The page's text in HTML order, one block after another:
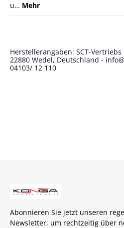
u… Mehr
Herstellerangaben: SCT-
22880 Wedel, Deutschland -
04103/ 12 110
Abonnieren Sie jetzt unseren
Newsletter, um rechtzeitig über